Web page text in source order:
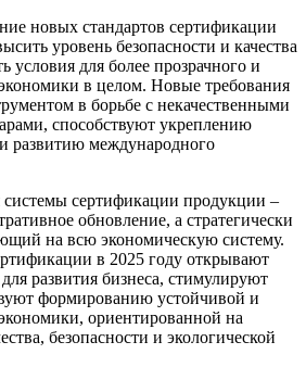
новых стандартов сертификации
уровень безопасности и качества
условия для более прозрачного и
в целом. Новые требования
в борьбе с некачественными
способствуют укреплению
развитию международного
сертификации продукции –
обновление, а стратегически
на всю экономическую систему.
в 2025 году открывают
развития бизнеса, стимулируют
формированию устойчивой и
ориентированной на
безопасности и экологической